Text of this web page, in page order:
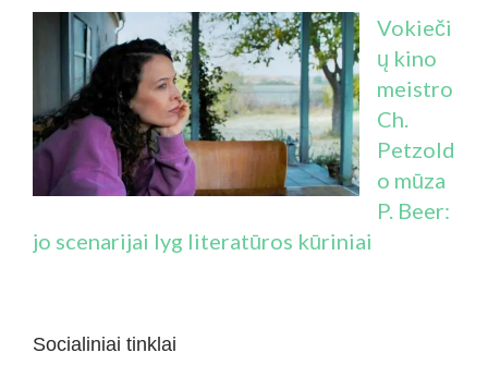
Vokieči
ų kino
meistro
Ch.
Petzold
o mūza
P. Beer:
jo scenarijai lyg literatūros kūriniai
Socialiniai tinklai